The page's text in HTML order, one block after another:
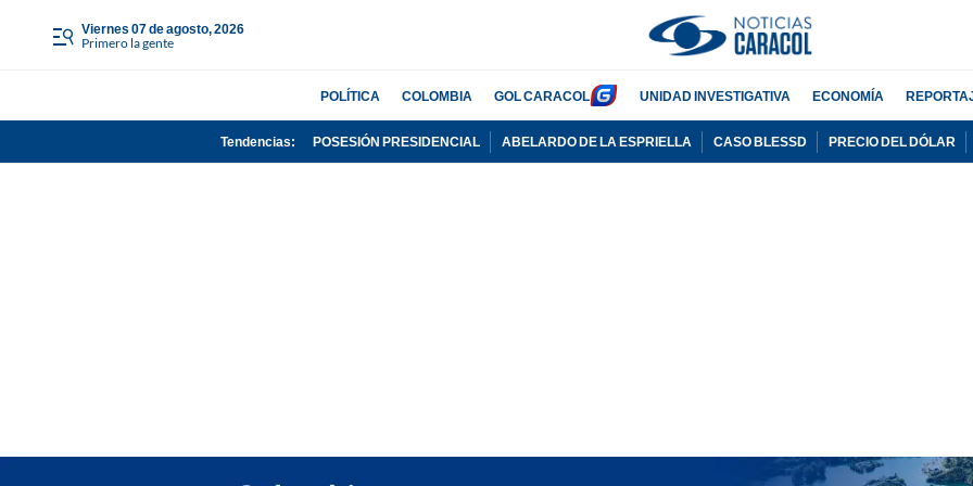
viernes 07 de agosto, 2026
Primero la gente
POLÍTICA COLOMBIA GOL CARACOL UNIDAD INVESTIGATIVA ECONOMÍA
Tendencias: POSESIÓN PRESIDENCIAL ABELARDO DE LA ESPRIELLA CASO BLESSD PRECIO DEL DÓLAR